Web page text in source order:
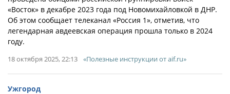
«Восток» в декабре 2023 года под Новомихайловкой в ДНР.
Об этом сообщает телеканал «Россия 1», отметив, что
легендарная авдеевская операция прошла только в 2024
году.
18 октября 2025, 22:13 «Полезные инструкции от aif.ru»
Ужгород